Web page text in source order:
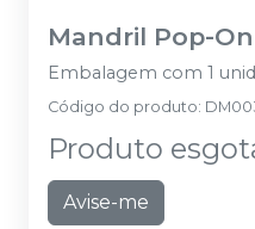
Mandril Pop-On
Embalagem com 1
Código do produto:
Produto
Avise-me